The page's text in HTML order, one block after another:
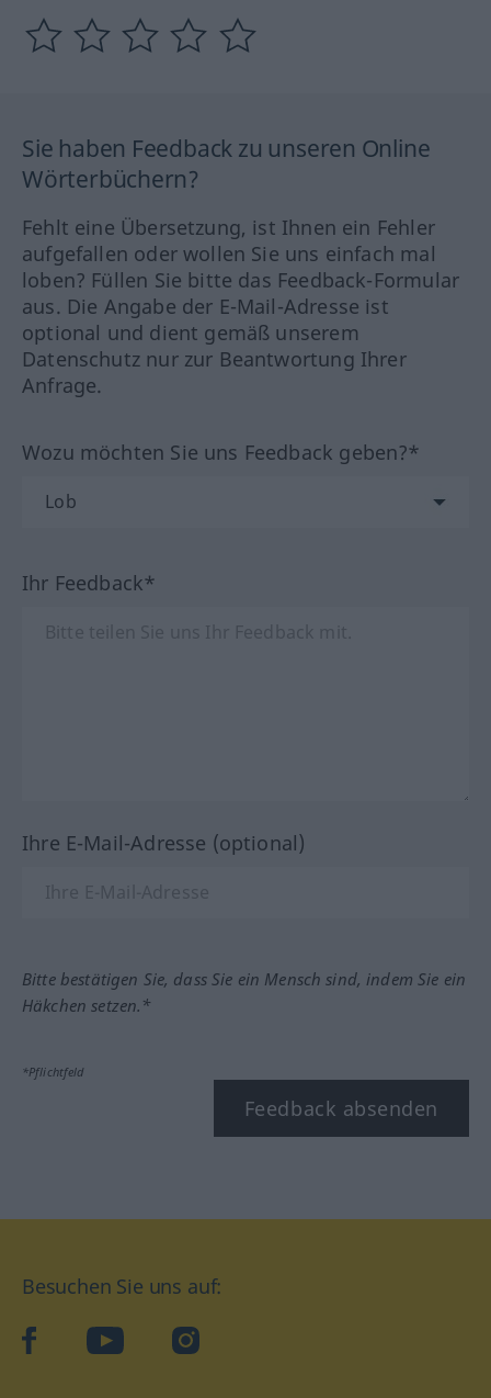
Sie haben Feedback zu unseren Online
Wörterbüchern?
Fehlt eine Übersetzung, ist Ihnen ein Fehler
aufgefallen oder wollen Sie uns einfach mal
loben? Füllen Sie bitte das Feedback-Formular
aus. Die Angabe der E-Mail-Adresse ist
optional und dient gemäß unserem
Datenschutz nur zur Beantwortung Ihrer
Anfrage.
Wozu möchten Sie uns Feedback geben?*
Ihr Feedback*
Ihre E-Mail-Adresse (optional)
Bitte bestätigen Sie, dass Sie ein Mensch sind, indem Sie ein
Häkchen setzen.*
*Pflichtfeld
Feedback absenden
Besuchen Sie uns auf:
facebookYouTube Instagram